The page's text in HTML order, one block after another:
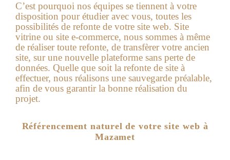
C’est pourquoi nos équipes se tiennent à votre
disposition pour étudier avec vous, toutes les
possibilités de refonte de votre site web. Site
vitrine ou site e-commerce, nous sommes à même
de réaliser toute refonte, de transfèrer votre ancien
site, sur une nouvelle plateforme sans perte de
données. Quelle que soit la refonte de site à
effectuer, nous réalisons une sauvegarde préalable,
afin de vous garantir la bonne réalisation du
projet.
Référencement naturel de votre site web à
Mazamet